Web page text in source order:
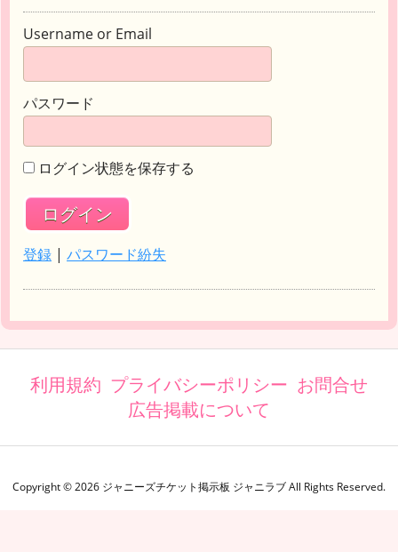
Username or Email
パスワード
ログイン状態を保存する
登録 | パスワード紛失
利用規約 プライバシーポリシー お問合せ
広告掲載について
Copyright ©2026 ジャニーズチケット掲示板 ジャニラブAll Rights Reserved.